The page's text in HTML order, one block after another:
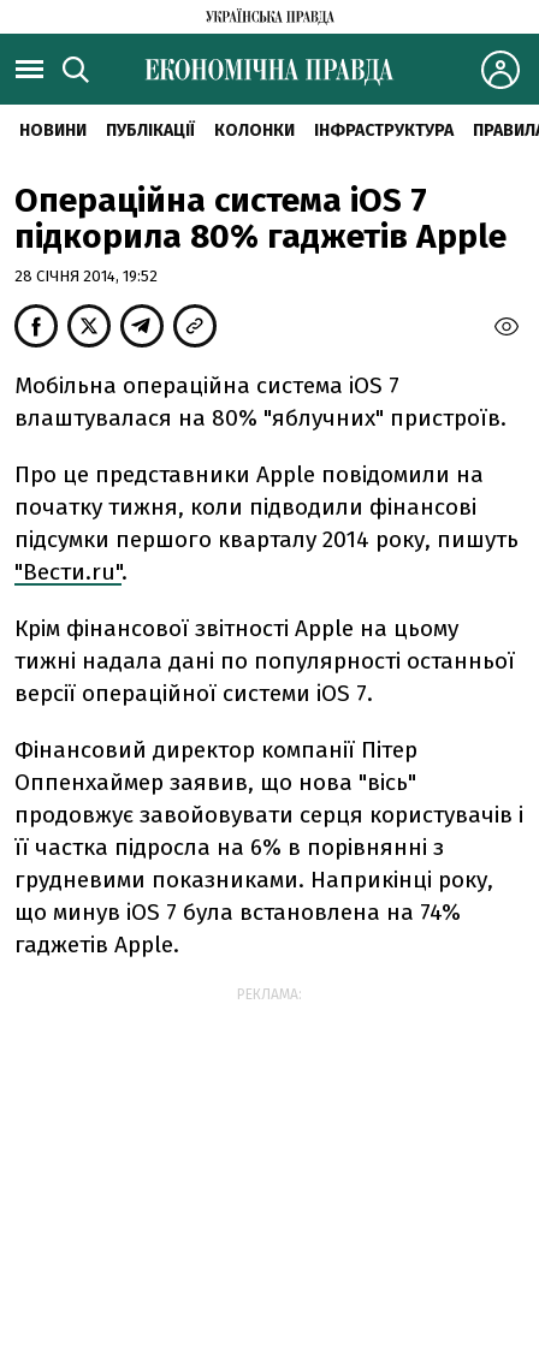
НОВИНИ ПУБЛІКАЦІЇ КОЛОНКИ ІНФРАСТРУКТУРА
Операційна система iOS 7
підкорила 80% гаджетів Apple
28 СІЧНЯ 2014, 19:52
Мобільна операційна система iOS 7
влаштувалася на 80% "яблучних" пристроїв.
Про це представники Apple повідомили на
початку тижня, коли підводили фінансові
підсумки першого кварталу 2014 року, пишуть
"Вести.ru".
Крім фінансової звітності Apple на цьому
тижні надала дані по популярності останньої
версії операційної системи iOS 7.
Фінансовий директор компанії Пітер
Оппенхаймер заявив, що нова "вісь"
продовжує завойовувати серця користувачів і
її частка підросла на 6% в порівнянні з
грудневими показниками. Наприкінці року,
що минув iOS 7 була встановлена ​​на 74%
гаджетів Apple.
РЕКЛАМА: